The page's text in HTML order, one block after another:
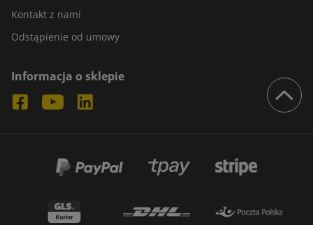
Kontakt z nami
Odstąpienie od umowy
Informacja o sklepie